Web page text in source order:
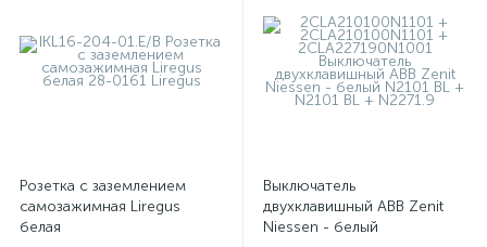
Розетка с заземлением
самозажимная Liregus
белая
Выключатель
двухклавишный ABB Zenit
Niessen - белый